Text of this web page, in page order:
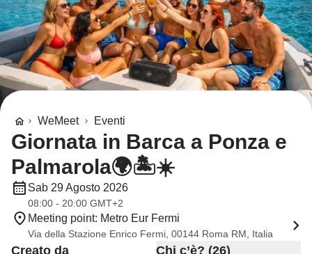
WeMeet Eventi
Giornata in Barca a Ponza e
Palmarola🌍🏝️☀️
Sab 29 Agosto 2026
08:00 - 20:00 GMT+2
Meeting point: Metro Eur Fermi
Via della Stazione Enrico Fermi, 00144 Roma RM, Italia
Creato da Chi c’è? (26)